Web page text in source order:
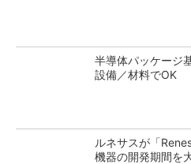
半導体パッケージ
設備／材料でOK
ルネサスが「
機器の開発期間を